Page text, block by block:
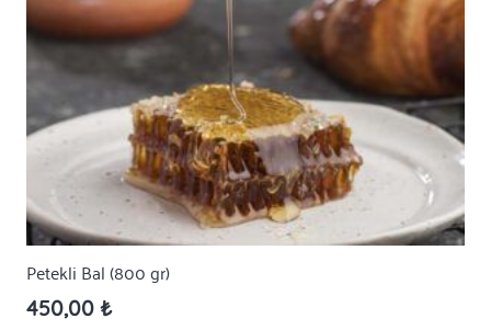
Petekli Bal (800 gr)
450,00 ₺